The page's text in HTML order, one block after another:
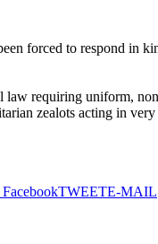
forced to respond in
requiring uniform,
zealots acting in
TWEETE-MAIL